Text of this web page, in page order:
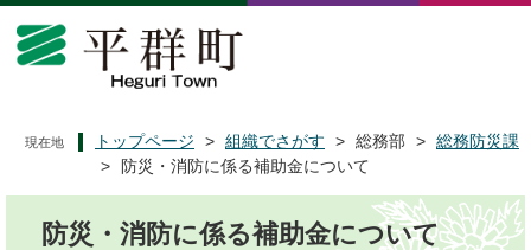
ペ
メ
現在地 トップページ > 組織でさがす > 総務部 > 総務防災課
>
防災・消防に係る補助金について
防災・消防に係る補助金について